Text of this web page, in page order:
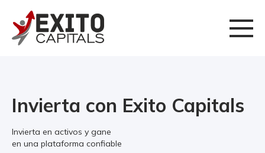
Invierta con Exito Capitals
Invierta en activos y gane
en una plataforma confiable